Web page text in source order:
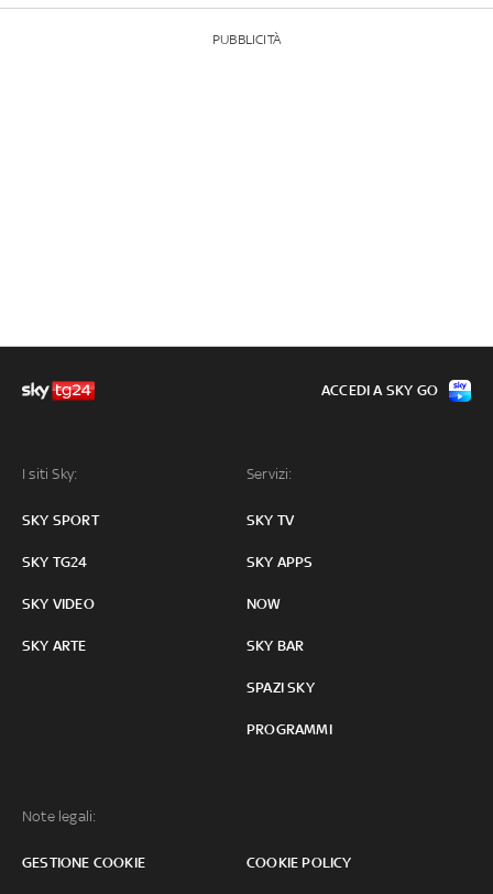
PUBBLICITÀ
I siti Sky:
SKY SPORT
SKY TG24
SKY VIDEO
SKY ARTE
Servizi:
SKY TV
SKY APPS
NOW
SKY BAR
SPAZI SKY
PROGRAMMI
Note legali:
GESTIONE COOKIE COOKIE POLICY
ACCEDI A SKY GO